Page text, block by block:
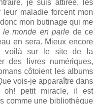
je suis attirée, les
maladie forcent mon
mon butinage qui me
le monde en parle de ce
en sera. Mieux encore
voilà sur le site de la
des livres numériques,
côtoient les albums
vois-je apparaître dans
petit miracle, il est
comme une bibliothèque